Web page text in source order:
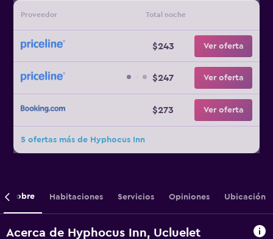
Proveedor Total noche
$243 Ver oferta
$247 Ver oferta
$273 Ver oferta
5 ofertas más de Hyphocus Inn
Sobre Habitaciones Servicios Opiniones Ubicación
Acerca de Hyphocus Inn, Ucluelet